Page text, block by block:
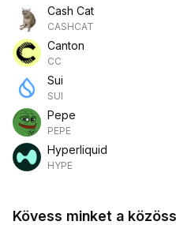
Cash Cat
CASHCAT
Canton
CC
Sui
SUI
Pepe
PEPE
Hyperliquid
HYPE
Kövess minket a